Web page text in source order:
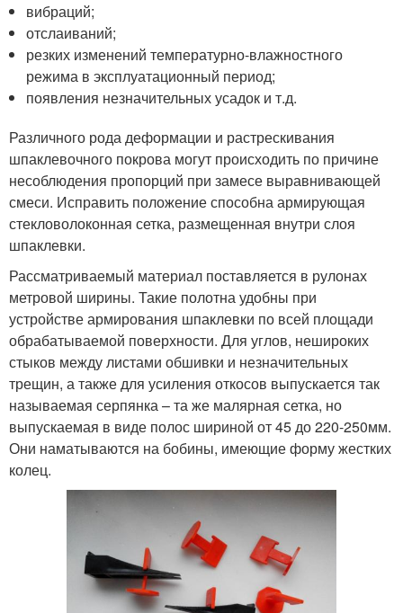
вибраций;
отслаиваний;
резких изменений температурно-влажностного
режима в эксплуатационный период;
появления незначительных усадок и т.д.
Различного рода деформации и растрескивания
шпаклевочного покрова могут происходить по причине
несоблюдения пропорций при замесе выравнивающей
смеси. Исправить положение способна армирующая
стекловолоконная сетка, размещенная внутри слоя
шпаклевки.
Рассматриваемый материал поставляется в рулонах
метровой ширины. Такие полотна удобны при
устройстве армирования шпаклевки по всей площади
обрабатываемой поверхности. Для углов, нешироких
стыков между листами обшивки и незначительных
трещин, а также для усиления откосов выпускается так
называемая серпянка – та же малярная сетка, но
выпускаемая в виде полос шириной от 45 до 220-250мм.
Они наматываются на бобины, имеющие форму жестких
колец.